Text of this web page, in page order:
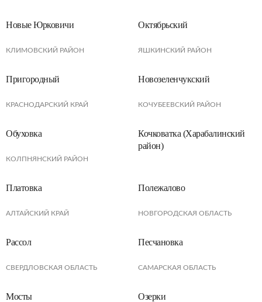
Новые Юрковичи
КЛИМОВСКИЙ РАЙОН
Октябрьский
ЯШКИНСКИЙ РАЙОН
Пригородный
КРАСНОДАРСКИЙ КРАЙ
Новозеленчукский
КОЧУБЕЕВСКИЙ РАЙОН
Обуховка
КОЛПНЯНСКИЙ РАЙОН
Кочковатка (Харабалинский
район)
Платовка
АЛТАЙСКИЙ КРАЙ
Полежалово
НОВГОРОДСКАЯ ОБЛАСТЬ
Рассол
СВЕРДЛОВСКАЯ ОБЛАСТЬ
Песчановка
САМАРСКАЯ ОБЛАСТЬ
Мосты Озерки